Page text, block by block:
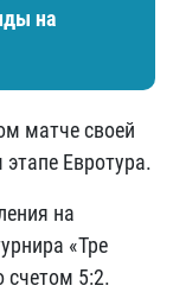
на
матче своей
Евротура.
на
«Тре
счетом 5:2.